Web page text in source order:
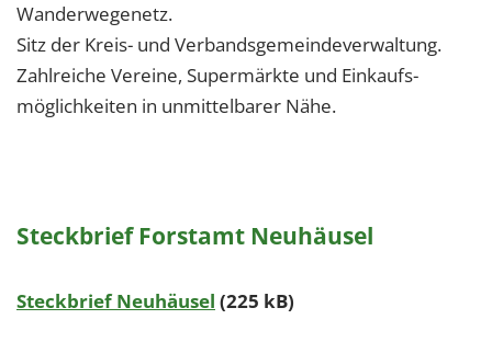
Wanderwegenetz.
Sitz der Kreis- und Verbandsgemeindeverwaltung.
Zahlreiche Vereine, Supermärkte und Einkaufs-
möglichkeiten in unmittelbarer Nähe.
Steckbrief Forstamt Neuhäusel
Steckbrief Neuhäusel (225 kB)